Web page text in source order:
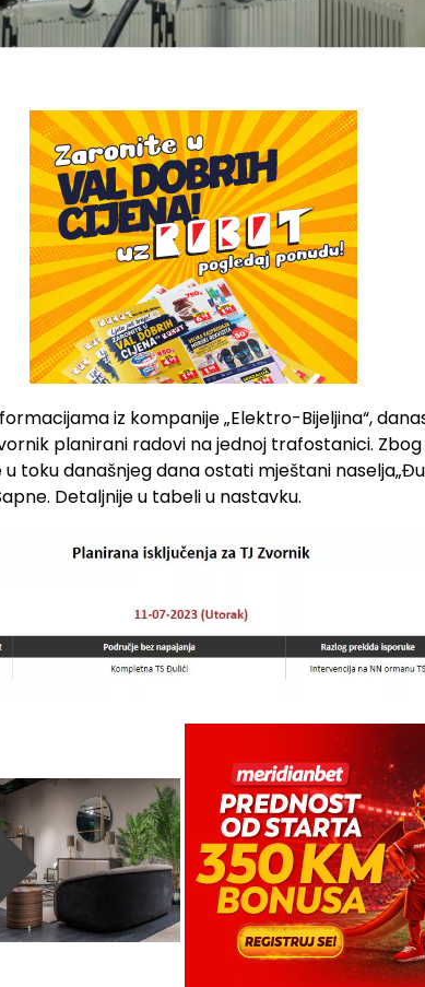
iz kompanije „Elektro-Bijeljina“,
planirani radovi na jednoj trafostanici.
toku današnjeg dana ostati mještani
Detaljnije u tabeli u nastavku.